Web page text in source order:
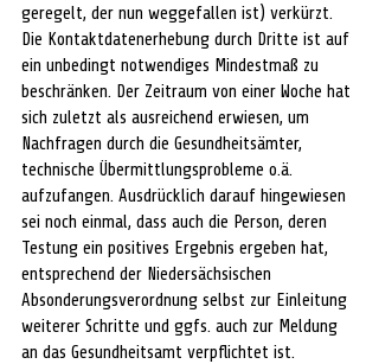
geregelt, der nun weggefallen ist) verkürzt.
Die Kontaktdatenerhebung durch Dritte ist auf
ein unbedingt notwendiges Mindestmaß zu
beschränken. Der Zeitraum von einer Woche hat
sich zuletzt als ausreichend erwiesen, um
Nachfragen durch die Gesundheitsämter,
technische Übermittlungsprobleme o.ä.
aufzufangen. Ausdrücklich darauf hingewiesen
sei noch einmal, dass auch die Person, deren
Testung ein positives Ergebnis ergeben hat,
entsprechend der Niedersächsischen
Absonderungsverordnung selbst zur Einleitung
weiterer Schritte und ggfs. auch zur Meldung
an das Gesundheitsamt verpflichtet ist.